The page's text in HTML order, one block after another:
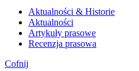
Aktualności & Historie
Aktualności
Artykuły prasowe
Recenzja prasowa
Cofnij